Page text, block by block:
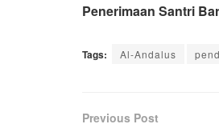
Penerimaan Santri
Tags: Al-Andalus
Previous Post